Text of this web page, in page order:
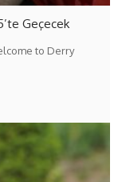
Geçecek
to Derry